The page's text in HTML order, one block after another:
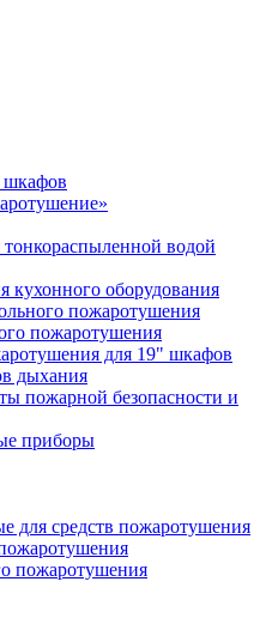
шкафов
водой
оборудования
пожаротушения
пожаротушения
для 19" шкафов
дыхания
пожарной безопасности и
приборы
для средств пожаротушения
пожаротушения